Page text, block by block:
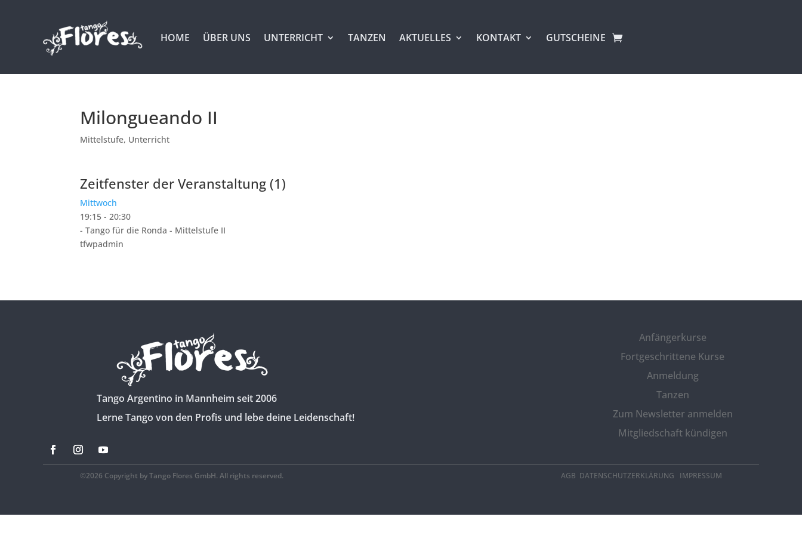
HOME ÜBER UNS UNTERRICHT TANZEN AKTUELLES KONTAKT GUTSCHEINE
Milongueando II
Mittelstufe, Unterricht
Zeitfenster der Veranstaltung (1)
Mittwoch
19:15 -20:30
- Tango für die Ronda - Mittelstufe II
tfwpadmin
Tango Argentino in Mannheim seit 2006
Lerne Tango von den Profis und lebe deine Leidenschaft!
Anfängerkurse
Fortgeschrittene Kurse
Anmeldung
Tanzen
Zum Newsletter anmelden
Mitgliedschaft kündigen
©2026 Copyright by Tango Flores GmbH. All rights reserved. AGB DATENSCHUTZERKLÄRUNG IMPRESSUM